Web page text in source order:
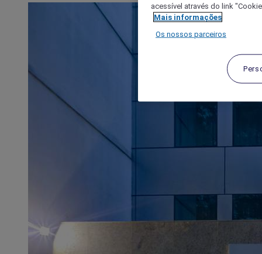
acessível através do link
Mais informações
Os nossos parceiros